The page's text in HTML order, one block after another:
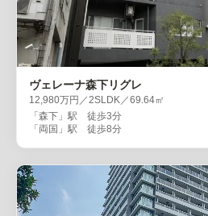
ヴェレーナ森下リグレ
12,980万円／2SLDK／69.64㎡
「森下」駅 徒歩3分
「両国」駅 徒歩8分